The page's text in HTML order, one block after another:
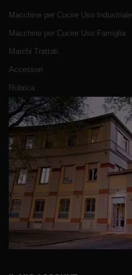
Macchine per Cucire Uso Industriale
Macchine per Cucire Uso Famiglia
Marchi Trattati
Accessori
Rubrica